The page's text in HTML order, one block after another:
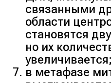
связанными
области
становятся
но их
увеличивается;
в метафазе